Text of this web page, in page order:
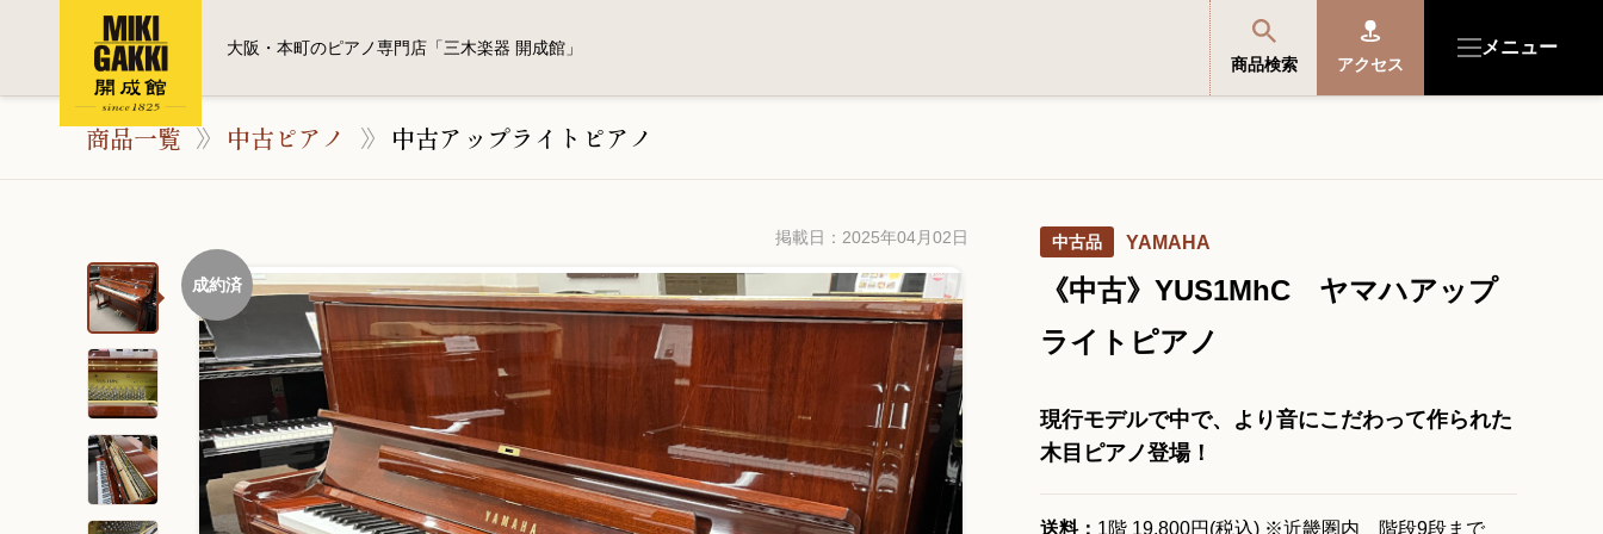
商品検索 アクセス
メニュー
大阪・本町のピアノ専門店「三木楽器 開成館」
便利なサービス
開成館を知る
音楽教室・イベント情報
サポート・購入特典
商品一覧 中古ピアノ 中古アップライトピアノ
掲載日：2025年04月02日
成約済
中古品 YAMAHA
《中古》YUS1MhC ヤマハアップ
ライトピアノ
現行モデルで中で、より音にこだわって作られた
木目ピアノ登場！
送料： 1階 19,800円(税込) ※近畿圏内 階段9段まで